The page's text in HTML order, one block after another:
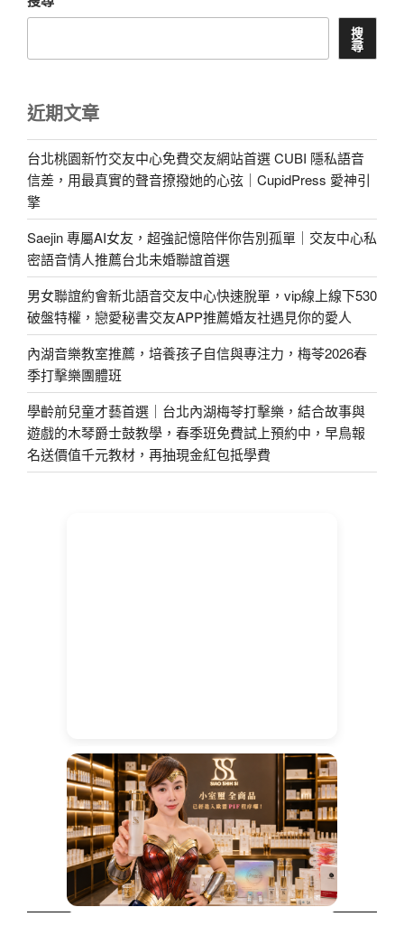
搜
尋
近期文章
台北桃園新竹交友中心免費交友網站首選 CUBI 隱私語音
信差，用最真實的聲音撩撥她的心弦｜CupidPress 愛神引
擎
Saejin 專屬AI女友，超強記憶陪伴你告別孤單｜交友中心私
密語音情人推薦台北未婚聯誼首選
男女聯誼約會新北語音交友中心快速脫單，vip線上線下530
破盤特權，戀愛秘書交友APP推薦婚友社遇見你的愛人
內湖音樂教室推薦，培養孩子自信與專注力，梅苓2026春
季打擊樂團體班
學齡前兒童才藝首選｜台北內湖梅苓打擊樂，結合故事與
遊戲的木琴爵士鼓教學，春季班免費試上預約中，早鳥報
名送價值千元教材，再抽現金紅包抵學費